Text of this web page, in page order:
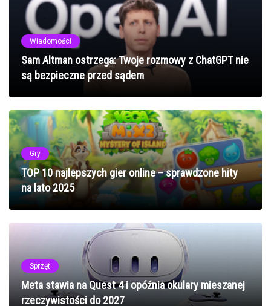
Wiadomości
Sam Altman ostrzega: Twoje rozmowy z ChatGPT nie
są bezpieczne przed sądem
Gry
TOP 10 najlepszych gier online – sprawdzone hity
na lato 2025
Sprzęt
Meta stawia na Quest 4 i opóźnia okulary mieszanej
rzeczywistości do 2027